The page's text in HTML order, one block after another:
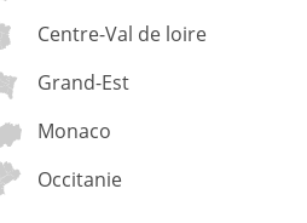
Centre-Val de loire
Grand-Est
Monaco
Occitanie